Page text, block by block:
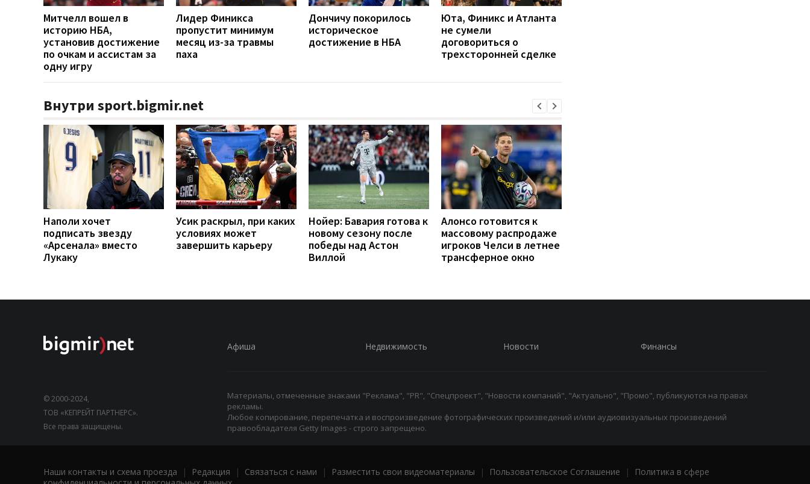
Митчелл вошел в
историю НБА,
установив достижение
по очкам и ассистам за
одну игру
Лидер Финикса
пропустит минимум
месяц из-за травмы
паха
Дончичу покорилось
историческое
достижение в НБА
Юта, Финикс и Атланта
не сумели
договориться о
трехсторонней сделке
Внутри sport.bigmir.net
Наполи хочет
подписать звезду
«Арсенала» вместо
Лукаку
Усик раскрыл, при каких
условиях может
завершить карьеру
Нойер: Бавария готова к
новому сезону после
победы над Астон
Виллой
Алонсо готовится к
массовому распродаже
игроков Челси в летнее
трансферное окно
© 2000-2024,
ТОВ «КЕПРЕЙТ ПАРТНЕРС».
Все права защищены.
Афиша Недвижимость Новости Финансы
Материалы, отмеченные знаками "Реклама", "PR", "Спецпроект", "Новости компаний", "Актуально", "Промо", публикуются на правах
рекламы.
Любое копирование, перепечатка и воспроизведение фотографических произведений и/или аудиовизуальных произведений
правообладателя Getty Images - строго запрещено.
Наши контакты и схема проезда | Редакция | Связаться с нами | Разместить свои видеоматериалы | Пользовательское Соглашение |
Политика в сфере